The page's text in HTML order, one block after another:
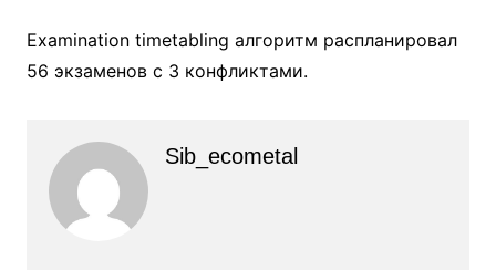
Examination timetabling алгоритм распланировал
56 экзаменов с 3 конфликтами.
Sib_ecometal